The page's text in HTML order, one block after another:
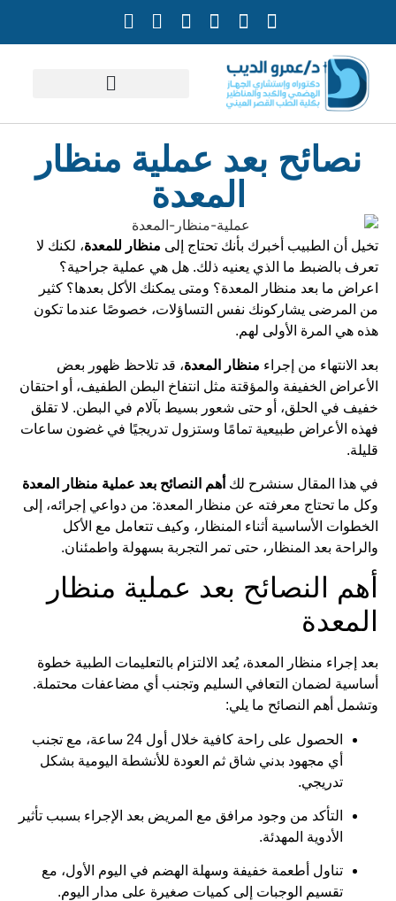
نصائح بعد عملية منظار
المعدة
تخيل أن الطبيب أخبرك بأنك تحتاج إلى منظار للمعدة، لكنك لا
تعرف بالضبط ما الذي يعنيه ذلك. هل هي عملية جراحية؟
اعراض ما بعد منظار المعدة؟ ومتى يمكنك الأكل بعدها؟ كثير
من المرضى يشاركونك نفس التساؤلات، خصوصًا عندما تكون
هذه هي المرة الأولى لهم.
بعد الانتهاء من إجراء منظار المعدة، قد تلاحظ ظهور بعض
الأعراض الخفيفة والمؤقتة مثل انتفاخ البطن الطفيف، أو احتقان
خفيف في الحلق، أو حتى شعور بسيط بآلام في البطن. لا تقلق
فهذه الأعراض طبيعية تمامًا وستزول تدريجيًا في غضون ساعات
قليلة.
في هذا المقال سنشرح لك أهم النصائح بعد عملية منظار المعدة
وكل ما تحتاج معرفته عن منظار المعدة: من دواعي إجرائه، إلى
الخطوات الأساسية أثناء المنظار، وكيف تتعامل مع الأكل
والراحة بعد المنظار، حتى تمر التجربة بسهولة واطمئنان.
أهم النصائح بعد عملية منظار
المعدة
بعد إجراء منظار المعدة، يُعد الالتزام بالتعليمات الطبية خطوة
أساسية لضمان التعافي السليم وتجنب أي مضاعفات محتملة.
وتشمل أهم النصائح ما يلي:
الحصول على راحة كافية خلال أول 24 ساعة، مع تجنب
أي مجهود بدني شاق ثم العودة للأنشطة اليومية بشكل
تدريجي.
التأكد من وجود مرافق مع المريض بعد الإجراء بسبب تأثير
الأدوية المهدئة.
تناول أطعمة خفيفة وسهلة الهضم في اليوم الأول، مع
تقسيم الوجبات إلى كميات صغيرة على مدار اليوم.